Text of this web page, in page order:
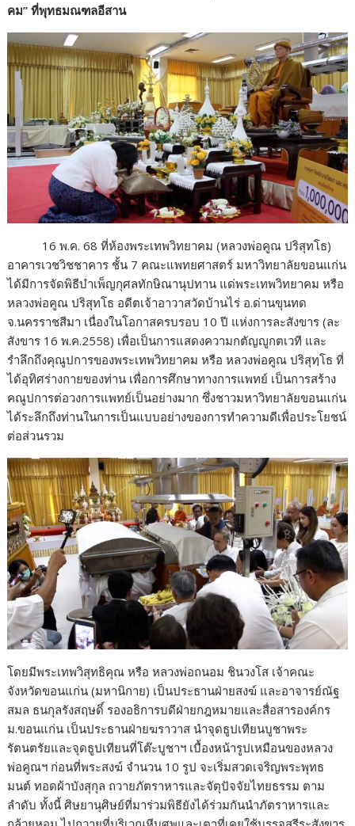
คม”ที่พุทธมณฑลอีสาน
16 พ.ค. 68 ที่ห้องพระเทพวิทยาคม (หลวงพ่อคูณ ปริสุทโธ)
อาคารเวชวิชชาคาร ชั้น 7 คณะแพทยศาสตร์ มหาวิทยาลัยขอนแก่น
ได้มีการจัดพิธีบำเพ็ญกุศลทักษิณานุปทาน แด่พระเทพวิทยาคม หรือ
หลวงพ่อคูณ ปริสุทโธ อดีตเจ้าอาวาสวัดบ้านไร่ อ.ด่านขุนทด
จ.นครราชสีมา เนื่องในโอกาสครบรอบ 10 ปี แห่งการละสังขาร (ละ
สังขาร 16 พ.ค.2558) เพื่อเป็นการแสดงความกตัญญูกตเวที และ
รำลึกถึงคุณูปการของพระเทพวิทยาคม หรือ หลวงพ่อคูณ ปริสุทฺโธ ที่
ได้อุทิศร่างกายของท่าน เพื่อการศึกษาทางการแพทย์ เป็นการสร้าง
คณูปการต่อวงการแพทย์เป็นอย่างมาก ซึ่งชาวมหาวิทยาลัยขอนแก่น
ได้ระลึกถึงท่านในการเป็นแบบอย่างของการทำความดีเพื่อประโยชน์
ต่อส่วนรวม
โดยมีพระเทพวิสุทธิคุณ หรือ หลวงพ่อถนอม ชินวงโส เจ้าคณะ
จังหวัดขอนแก่น (มหานิกาย) เป็นประธานฝ่ายสงฆ์ และอาจารย์ณัฐ
สมล ธนกุลรังสฤษดิ์ รองอธิการบดีฝ่ายกฎหมายและสื่อสารองค์กร
ม.ขอนแก่น เป็นประธานฝ่ายฆราวาส นำจุดธูปเทียนบูชาพระ
รัตนตรัยและจุดธูปเทียนที่โต๊ะบูชาฯ เบื้องหน้ารูปเหมือนของหลวง
พ่อคูณฯ ก่อนที่พระสงฆ์ จำนวน 10 รูป จะเริ่มสวดเจริญพระพุทธ
มนต์ ทอดผ้าบังสุกุล ถวายภัตราหารและจัตุปัจจัยไทยธรรม ตาม
ลำดับ ทั้งนี้ ศิษยานุศิษย์ที่มาร่วมพิธียังได้ร่วมกันนำภัตราหารและ